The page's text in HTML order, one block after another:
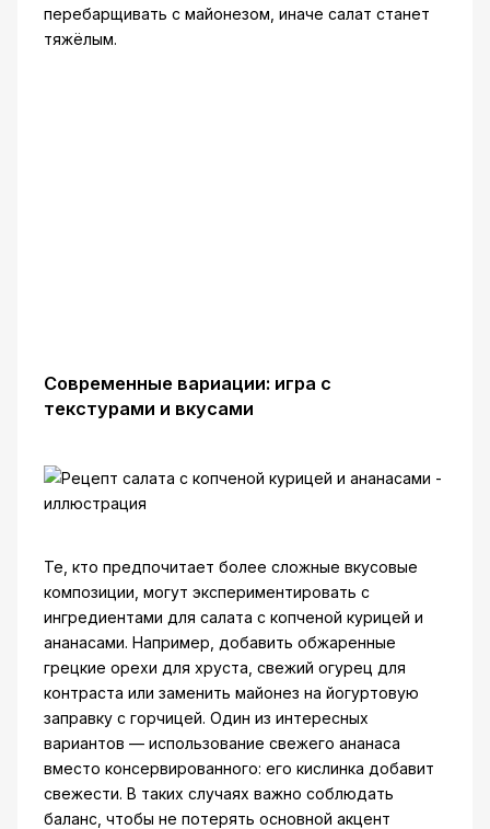
перебарщивать с майонезом, иначе салат станет
тяжёлым.
Современные вариации: игра с
текстурами и вкусами
Те, кто предпочитает более сложные вкусовые
композиции, могут экспериментировать с
ингредиентами для салата с копченой курицей и
ананасами. Например, добавить обжаренные
грецкие орехи для хруста, свежий огурец для
контраста или заменить майонез на йогуртовую
заправку с горчицей. Один из интересных
вариантов — использование свежего ананаса
вместо консервированного: его кислинка добавит
свежести. В таких случаях важно соблюдать
баланс, чтобы не потерять основной акцент